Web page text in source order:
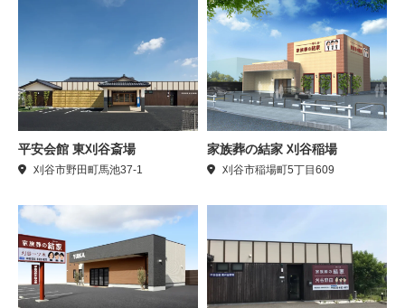
平安会館 東刈谷斎場
刈谷市野田町馬池37-1
家族葬の結家 刈谷稲場
刈谷市稲場町5丁目609